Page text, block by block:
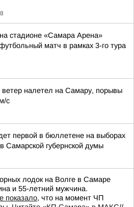
стадионе «Самара Арена»
матч в рамках 3-го тура
налетел на Самару, порывы
с
первой в бюллетене на выборах
Самарской губернской думы
лодок на Волге в Самаре
и 55-летний мужчина.
показало, что на момент ЧП